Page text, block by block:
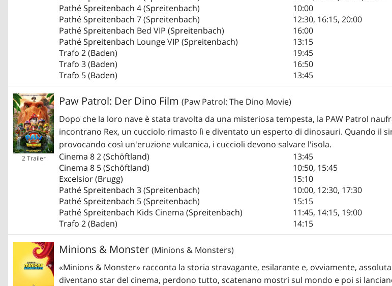
Pathé Spreitenbach 4 (Spreitenbach) 10:00
Pathé Spreitenbach 7 (Spreitenbach) 12:30, 16:15, 20:00
Pathé Spreitenbach Bed VIP (Spreitenbach) 16:00
Pathé Spreitenbach Lounge VIP (Spreitenbach) 13:15
Trafo 2 (Baden) 19:45
Trafo 3 (Baden) 16:50
Trafo 5 (Baden) 13:45
2 Trailer
Paw Patrol: Der Dino Film (Paw Patrol: The Dino Movie)
Dopo che la loro nave è stata travolta da una misteriosa tempesta, la PAW Patrol
incontrano Rex, un cucciolo rimasto lì e diventato un esperto di dinosauri. Quando il
provocando così un'eruzione vulcanica, i cuccioli devono salvare l'isola.
Cinema 82 (Schöftland) 13:45
Cinema 8 5 (Schöftland) 10:50, 15:45
Excelsior(Brugg) 15:10
Pathé Spreitenbach 3 (Spreitenbach) 10:00, 12:30, 17:30
Pathé Spreitenbach 5 (Spreitenbach) 15:15
Pathé Spreitenbach Kids Cinema (Spreitenbach) 11:45, 14:15, 19:00
Trafo 2 (Baden) 14:15
Minions & Monster (Minions & Monsters)
«Minions & Monster» racconta la storia stravagante, esilarante e, ovviamente,
diventano star del cinema, perdono tutto, scatenano mostri sul mondo e poi si